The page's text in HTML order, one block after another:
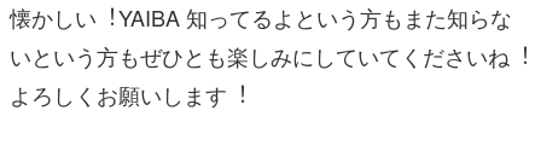
懐かしい︕YAIBA 知ってるよという⽅もまた知らな
いという⽅もぜひとも楽しみにしていてくださいね︕
よろしくお願いします︕